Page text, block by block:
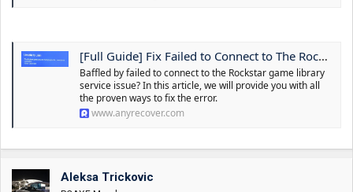
[Full Guide] Fix Failed to Connect to The Rockstar Games Library Service
Baffled by failed to connect to the Rockstar game library
service issue? In this article, we will provide you with all
the proven ways to fix the error.
www.anyrecover.com
Aleksa Trickovic